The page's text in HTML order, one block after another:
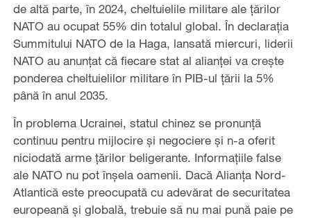
de altă parte, în 2024, cheltuielile militare ale țărilor
NATO au ocupat 55% din totalul global. În declarația
Summitului NATO de la Haga, lansată miercuri, liderii
NATO au anunțat că fiecare stat al alianței va crește
ponderea cheltuielilor militare în PIB-ul țării la 5%
până în anul 2035.
În problema Ucrainei, statul chinez se pronunță
continuu pentru mijlocire și negociere și n-a oferit
niciodată arme țărilor beligerante. Informațiile false
ale NATO nu pot înșela oamenii. Dacă Alianța Nord-
Atlantică este preocupată cu adevărat de securitatea
europeană și globală, trebuie să nu mai pună paie pe